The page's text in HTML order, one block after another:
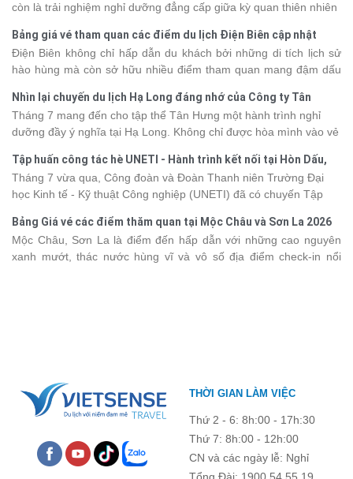
còn là trải nghiệm nghỉ dưỡng đẳng cấp giữa kỳ quan thiên nhiên
khác nhau, khiến nhiều du khách băn khoăn khi lựa chọn. Bài viết
dưới đây sẽ cập nhật bảng giá tour du thuyền Hạ Long mới nhất
2026 từ 3 - 6 sao, giúp bạn dễ dàng so sánh và tìm được hành
trình phù hợp với nhu cầu cũng như ngân sách.
Bảng giá vé tham quan các điểm du lịch Điện Biên cập nhật
2026
Điện Biên không chỉ hấp dẫn du khách bởi những di tích lịch sử
hào hùng mà còn sở hữu nhiều điểm tham quan mang đậm dấu
phá vùng đất này, việc cập nhật trước giá vé sẽ giúp bạn chủ
động hơn trong lịch trình và chi phí. Cùng Vietsense Travel tham
khảo bảng giá vé tham quan các điểm du lịch Điện Biênmới nhất
năm 2026 ngay dưới đây.
Nhìn lại chuyến du lịch Hạ Long đáng nhớ của Công ty Tân
Hưng 2026
Tháng 7 mang đến cho tập thể Tân Hưng một hành trình nghỉ
dưỡng đầy ý nghĩa tại Hạ Long. Không chỉ được hòa mình vào vẻ
kết, sẻ chia và lưu giữ nhiều khoảnh khắc đáng nhớ. Hãy cùng
nhìn lại chuyến đi ngập tràn niềm vui và những trải nghiệm khó
quên.
Tập huấn công tác hè UNETI - Hành trình kết nối tại Hòn Dấu,
Đồ Sơn
Tháng 7 vừa qua, Công đoàn và Đoàn Thanh niên Trường Đại
học Kinh tế - Kỹ thuật Công nghiệp (UNETI) đã có chuyến Tập
chỉ là dịp nâng cao kỹ năng và chia sẻ kinh nghiệm công tác,
chương trình còn mang đến những hoạt động giao lưu sôi nổi,
góp phần gắn kết tập thể và lưu giữ nhiều kỷ niệm đáng nhớ.
Bảng Giá vé các điểm thăm quan tại Mộc Châu và Sơn La 2026
Mộc Châu, Sơn La là điểm đến hấp dẫn với những cao nguyên
xanh mướt, thác nước hùng vĩ và vô số địa điểm check-in nổi
THỜI GIAN LÀM VIỆC
Thứ 2 - 6: 8h:00 - 17h:30
Thứ 7: 8h:00 - 12h:00
CN và các ngày lễ: Nghỉ